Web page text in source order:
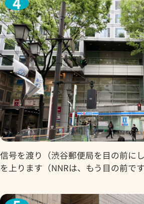
信号を渡り（渋谷郵便局を目の前に
を上ります（NNRは、もう目の前です